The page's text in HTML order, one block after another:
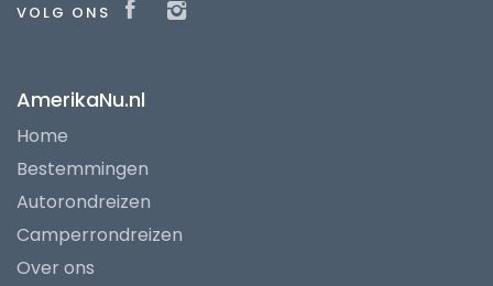
VOLG ONS
AmerikaNu.nl
Home
Bestemmingen
Autorondreizen
Camperrondreizen
Over ons